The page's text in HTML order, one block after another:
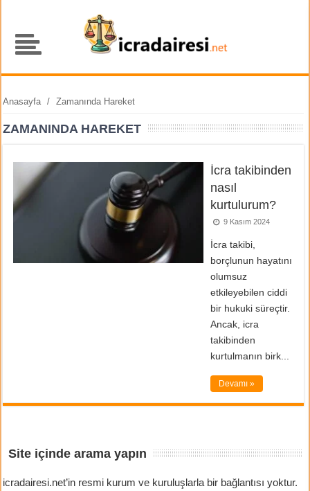
Anasayfa / Zamanında Hareket
ZAMANINDA HAREKET
İcra takibinden
nasıl
kurtulurum?
9 Kasım 2024
İcra takibi,
borçlunun hayatını
olumsuz
etkileyebilen ciddi
bir hukuki süreçtir.
Ancak, icra
takibinden
kurtulmanın birk...
Devamı »
Site içinde arama yapın
icradairesi.net’in resmi kurum ve kuruluşlarla bir bağlantısı yoktur.